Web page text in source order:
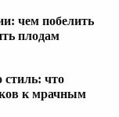
чем побелить
плодам
что
к мрачным